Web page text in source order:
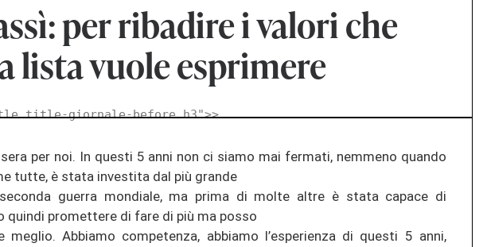
per ribadire i valori che
lista vuole esprimere
title-giornale-before h3">>
sera per noi. In questi 5 anni non ci siamo mai fermati, nemmeno quando
tutte, è stata investita dal più grande
guerra mondiale, ma prima di molte altre è stata capace di
quindi promettere di fare di più ma posso
Abbiamo competenza, abbiamo l’esperienza di questi 5 anni,